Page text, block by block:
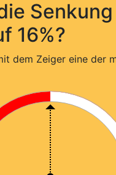
16%?
dem Zeiger eine der